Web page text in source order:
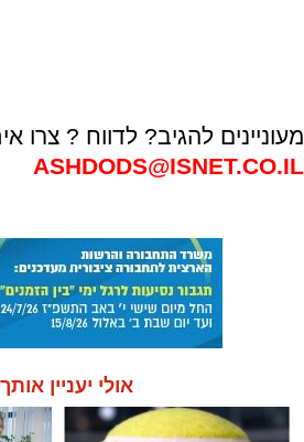
מעוניינים להגיב? לדווח ? צרו
ASHDODS@ISNET.CO.IL
אולי יעניין